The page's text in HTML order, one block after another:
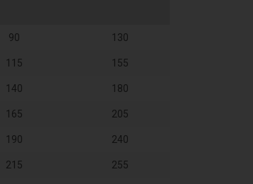
90 130
115 155
140 180
165 205
190 240
215 255